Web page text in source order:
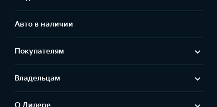
Авто в наличии
Покупателям
Владельцам